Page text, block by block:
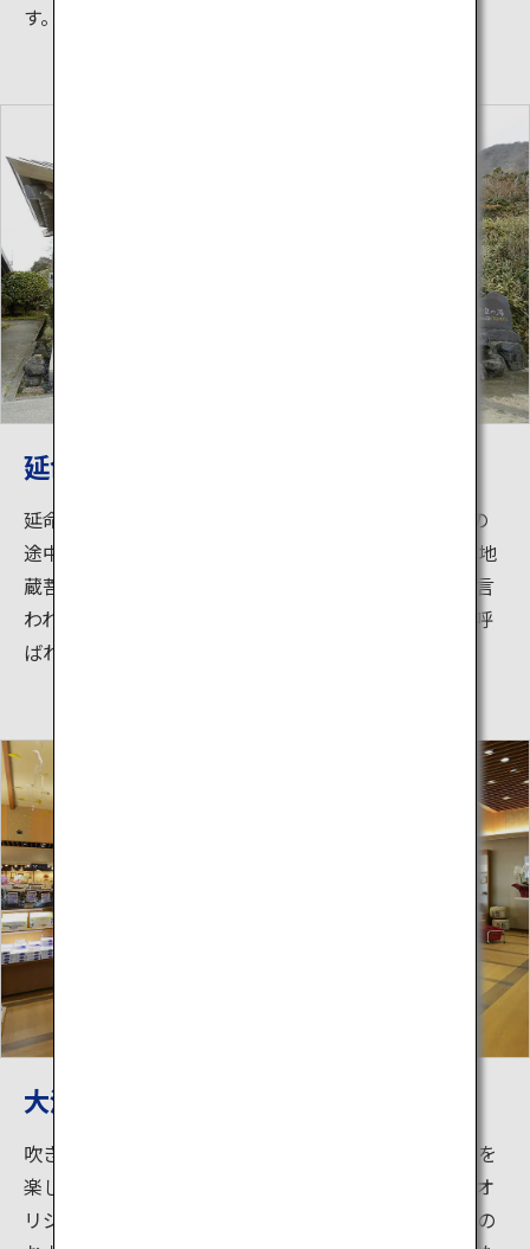
す。
延命地蔵尊
延命地蔵尊は、1,200年余り昔、弘法大師が諸国遍歴の
途中、大涌谷の地獄のような風景に心を痛め、一体の地
蔵菩薩を刻んで、人々の救済を祈願したのが始まりと言
われています。大涌谷名物黒たまごが延命黒たまごと呼
ばれるのは、この延命地蔵尊にあやかります。
大涌谷くろたまご館（くろたまSHOP）
吹き抜けのある開放感のある空間でゆっくりと買い物を
楽しめます。大涌谷名物黒たまごはイートインでも。オ
リジナルのお菓子や人気のご当地キャラクターグッズの